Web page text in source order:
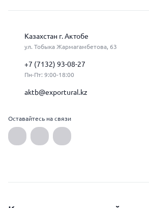
Казахстан г. Актобе
ул. Тобыка Жармагамбетова, 63
+7 (7132) 93-08-27
Пн-Пт: 9:00-18:00
aktb@exportural.kz
Оставайтесь на связи